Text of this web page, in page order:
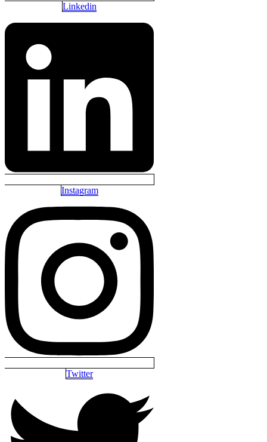
Linkedin
Instagram
Twitter